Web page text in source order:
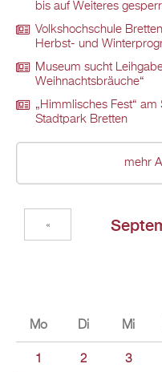
bis auf Weiteres
Volkshochschule
Herbst- und
Museum sucht
Weihnachtsbräuche“
„Himmlisches Fest“
Stadtpark Bretten
mehr
«
Mo Di Mi
1 2 3